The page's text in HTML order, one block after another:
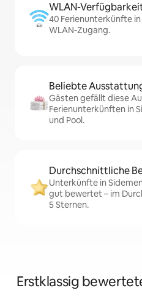
WLAN-
40 Ferienunterkünfte
WLAN-Zugang.
Beliebte
Gästen gefällt diese
Ferienunterkünften in
und Pool.
Durchschnittliche
Unterkünfte in
gut bewertet – im
5 Sternen.
Erstklassig